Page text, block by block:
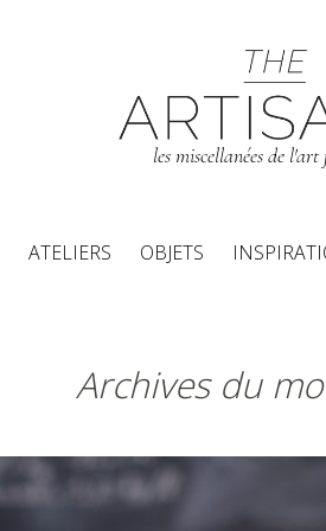
les miscellanées de
Aller
ATELIERS OBJETS
Archives du